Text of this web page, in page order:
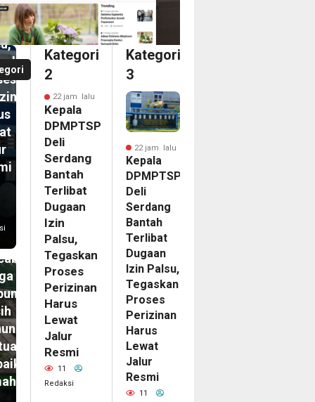
Kategori
2
22 jam lalu
Kepala
DPMPTSP
Deli
Serdang
Bantah
Terlibat
Dugaan
Izin
Palsu,
Tegaskan
Proses
Perizinan
Harus
Lewat
Jalur
Resmi
11
Redaksi
Kategori
3
22 jam lalu
Kepala
DPMPTSP
Deli
Serdang
Bantah
Terlibat
Dugaan
Izin Palsu,
Tegaskan
Proses
Perizinan
Harus
Lewat
Jalur
Resmi
11